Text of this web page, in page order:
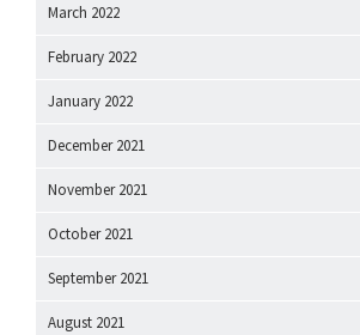
March 2022
February 2022
January 2022
December 2021
November 2021
October 2021
September 2021
August 2021